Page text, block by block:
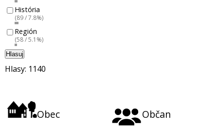
História
(89 / 7.8%)
Región
(58 / 5.1%)
Hlasuj
Hlasy: 1140
Obec Občan